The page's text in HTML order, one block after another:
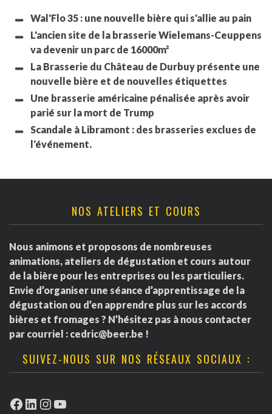
Wal'Flo 35 : une nouvelle bière qui s'allie au pain
L'ancien site de la brasserie Wielemans-Ceuppens
va devenir un parc de 16000m²
La Brasserie du Château de Durbuy présente une
nouvelle bière et de nouvelles étiquettes
Une brasserie américaine pénalisée après avoir
parié sur la mort de Trump
Scandale à Libramont : des brasseries exclues de
l'événement.
NOS ATELIERS ET COURS
Nous animons et proposons de nombreuses
animations, ateliers de dégustation et cours autour
de la bière pour les entreprises ou les particuliers.
Envie d’organiser une séance d’apprentissage de la
dégustation ou d’en apprendre plus sur les accords
bières et fromages ? N’hésitez pas à nous contacter
par courriel : cedric@beer.be !
SUIVEZ-NOUS SUR NOS RÉSEAUX SOCIAUX :
Facebook
LinkedIn
Instagram
YouTube